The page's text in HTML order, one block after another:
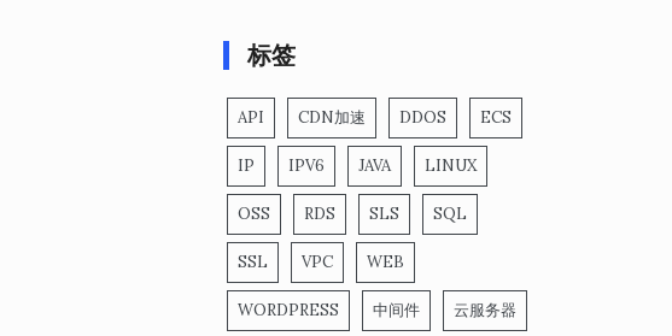
标签
API CDN加速 DDOS ECS
IP IPV6 JAVA LINUX
OSS RDS SLS SQL
SSL VPC WEB
WORDPRESS 中间件 云服务器